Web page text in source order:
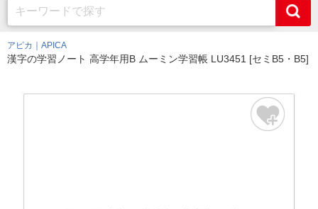
アピカ｜APICA
漢字の学習ノート 高学年用B ムーミン学習帳 LU3451 [セミB5・B5]